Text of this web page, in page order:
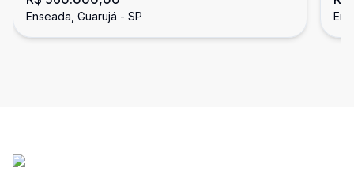
Enseada, Guarujá - SP